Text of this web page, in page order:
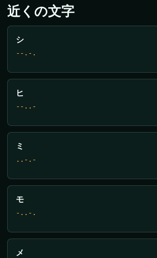
近くの文字
シ
--.-.
ヒ
--..-
ミ
..-.-
モ
-..-.
メ